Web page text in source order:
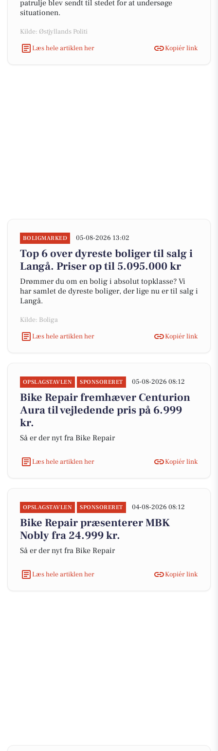
patrulje blev sendt til stedet for at undersøge
situationen.
Kilde: Østjyllands Politi
Læs hele artiklen her
Kopiér link
BOLIGMARKED 05-08-2026 13:02
Top 6 over dyreste boliger til salg i
Langå. Priser op til 5.095.000 kr
Drømmer du om en bolig i absolut topklasse? Vi
har samlet de dyreste boliger, der lige nu er til salg i
Langå.
Kilde: Boliga
Læs hele artiklen her
Kopiér link
OPSLAGSTAVLEN SPONSORERET 05-08-2026 08:12
Bike Repair fremhæver Centurion
Aura til vejledende pris på 6.999
kr.
Så er der nyt fra Bike Repair
Læs hele artiklen her Kopiér link
OPSLAGSTAVLEN SPONSORERET 04-08-2026 08:12
Bike Repair præsenterer MBK
Nobly fra 24.999 kr.
Så er der nyt fra Bike Repair
Læs hele artiklen her Kopiér link